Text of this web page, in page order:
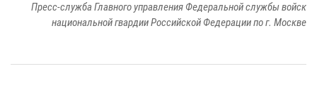
Пресс-служба Главного управления Федеральной службы войск
национальной гвардии Российской Федерации по г. Москве